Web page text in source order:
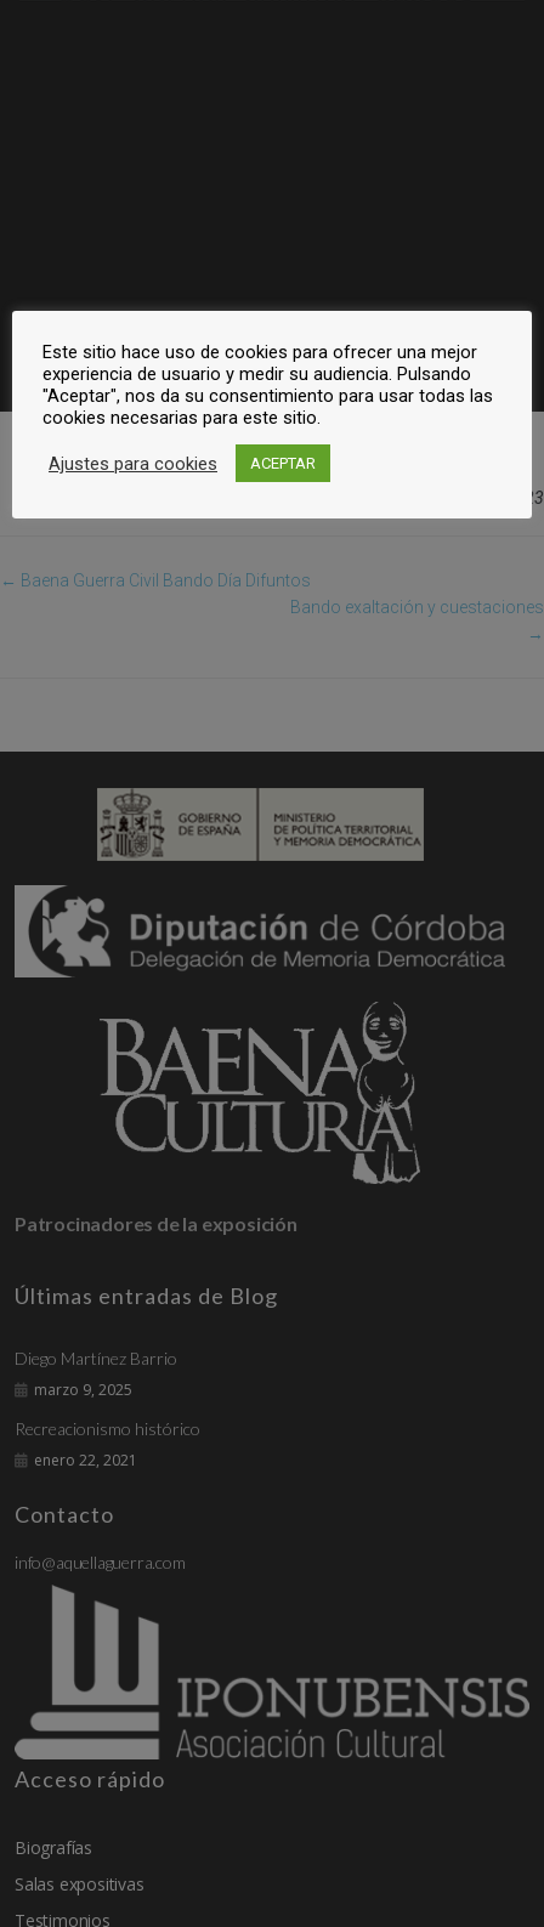
Actualizado el julio 17, 2023
← Baena Guerra Civil Bando Día Difuntos
Bando exaltación y cuestaciones
→
Patrocinadores de la exposición
Últimas entradas de Blog
Diego Martínez Barrio
marzo 9, 2025
Recreacionismo histórico
enero 22, 2021
Contacto
info@aquellaguerra.com
Acceso rápido
Biografías
Salas expositivas
Testimonios
Este sitio hace uso de cookies para ofrecer una mejor
experiencia de usuario y medir su audiencia. Pulsando
"Aceptar", nos da su consentimiento para usar todas las
cookies necesarias para este sitio.
Ajustes para cookies ACEPTAR